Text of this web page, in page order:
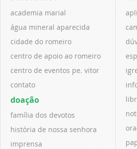
academia marial
água mineral aparecida
cidade do romeiro
centro de apoio ao romeiro
centro de eventos pe. vitor
contato
doação
família dos devotos
história de nossa senhora
imprensa